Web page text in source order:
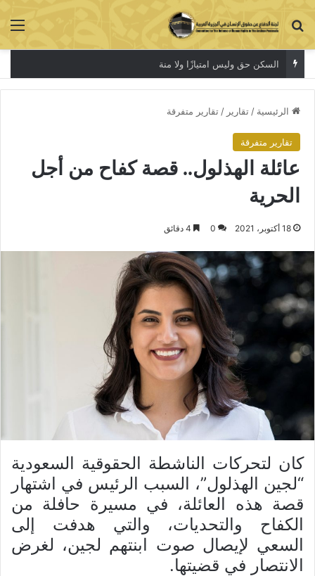
بحث عن
أزمةالسكن لا تنتهي
الرئيسية / تقارير / تقارير متفرقة
تقارير متفرقة
عائلة الهذلول.. قصة كفاح من أجل
الحرية
18 أكتوبر، 2021 0
كان لتحركات الناشطة الحقوقية السعودية
“لجين الهذلول”، السبب الرئيس في اشتهار
قصة هذه العائلة، في مسيرة حافلة من
الكفاح والتحديات، والتي هدفت إلى
السعي لإيصال صوت ابنتهم لجين، لغرض
الانتصار في قضيتها.